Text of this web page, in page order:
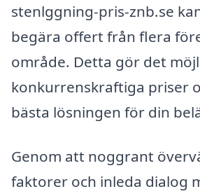
stenlggning-pris-znb.se
begära offert från flera
område. Detta gör det
konkurrenskraftiga priser
bästa lösningen för din
Genom att noggrant
faktorer och inleda dialog